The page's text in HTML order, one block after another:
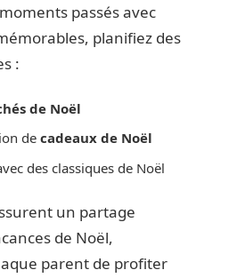
passés avec
planifiez des
:
de Noël
de cadeaux de Noël
des classiques de Noël
un partage
de Noël,
parent de profiter